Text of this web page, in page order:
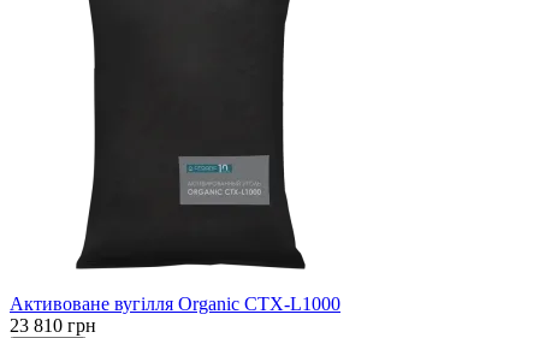
Активоване вугілля Organic CTX-L1000
23 810 грн